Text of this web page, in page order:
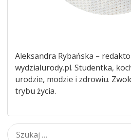
Aleksandra Rybańska –
wydzialurody.pl. Studentka,
urodzie, modzie i zdrowiu.
trybu życia.
Szukaj: